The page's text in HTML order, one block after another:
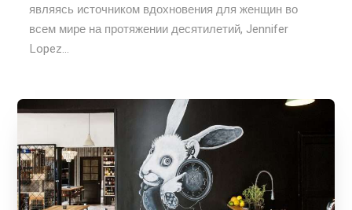
являясь источником вдохновения для женщин во
всем мире на протяжении десятилетий, Jennifer
Lopez...